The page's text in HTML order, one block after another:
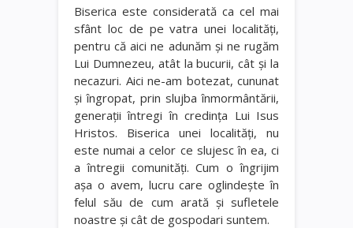
Biserica este considerată ca cel mai
sfânt loc de pe vatra unei localităţi,
pentru că aici ne adunăm şi ne rugăm
Lui Dumnezeu, atât la bucurii, cât şi la
necazuri. Aici ne-am botezat, cununat
şi îngropat, prin slujba înmormântării,
generaţii întregi în credinţa Lui Isus
Hristos. Biserica unei localităţi, nu
este numai a celor ce slujesc în ea, ci
a întregii comunităţi. Cum o îngrijim
aşa o avem, lucru care oglindeşte în
felul său de cum arată şi sufletele
noastre şi cât de gospodari suntem.